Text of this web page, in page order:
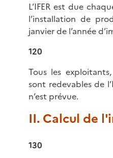
L’IFER est due
l’installation de
janvier de l’année
120
Tous les
sont redevables de
n’est prévue.
II. Calcul de
130